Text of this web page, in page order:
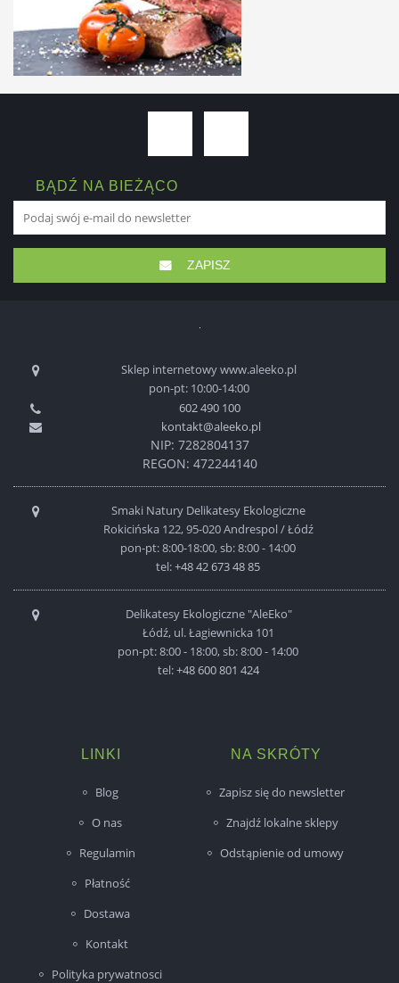
BĄDŹ NA BIEŻĄCO
ZAPISZ
Sklep internetowy www.aleeko.pl
pon-pt: 10:00-14:00
602 490 100
kontakt@aleeko.pl
NIP: 7282804137
REGON: 472244140
Smaki Natury Delikatesy Ekologiczne
Rokicińska 122, 95-020 Andrespol / Łódź
pon-pt: 8:00-18:00, sb: 8:00 - 14:00
tel:+48 42 673 48 85
Delikatesy Ekologiczne "AleEko"
Łódź, ul. Łagiewnicka 101
pon-pt: 8:00 - 18:00, sb: 8:00 - 14:00
tel:+48 600 801 424
LINKI
Blog
O nas
Regulamin
Płatność
Dostawa
Kontakt
Polityka prywatnosci
NA SKRÓTY
Zapisz się do newsletter
Znajdź lokalne sklepy
Odstąpienie od umowy